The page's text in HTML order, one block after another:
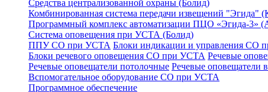
Средства централизованной охраны (Болид)
Комбинированная система передачи извещений
Программный комплекс автоматизации ПЦО «Эгида-
Система оповещения при УСТА (Болид)
ППУ СО при УСТА Блоки индикации и управления СО
Блоки речевого оповещения СО при УСТА Речевые
Речевые оповещатели потолочные Речевые оповещатели
Вспомогательное оборудование СО при УСТА
Программное обеспечение